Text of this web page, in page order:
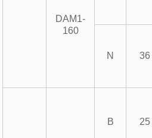
DAM1-
160
N 36
B 25